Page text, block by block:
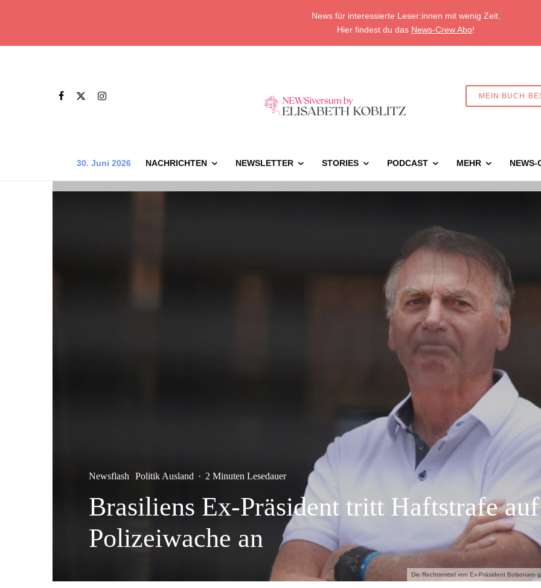
News für interessierte Leser:innen mit wenig Zeit.
Hier findest du das News-Crew Abo!
MEIN BUCH
30. Juni 2026 NACHRICHTEN NEWSLETTER STORIES PODCAST MEHR NEWS-
Die Rechtsmittel von Ex-Präsident Bolsonaro
Newsflash Politik Ausland · 2 Minuten Lesedauer
Brasiliens Ex-Präsident tritt Haftstrafe auf
Polizeiwache an